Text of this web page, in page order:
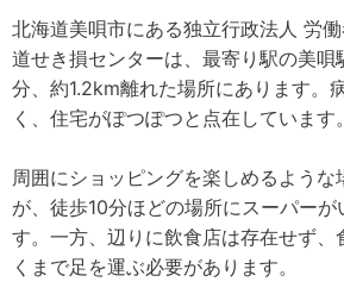
北海道美唄市にある独立行政法人 労
道せき損センターは、最寄り駅の美唄
分、約1.2km離れた場所にあります。
く、住宅がぽつぽつと点在しています。
周囲にショッピングを楽しめるような
が、徒歩10分ほどの場所にスーパーが
す。一方、辺りに飲食店は存在せず、
くまで足を運ぶ必要があります。